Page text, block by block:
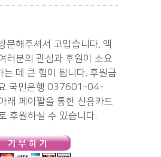
문해주셔서 고맙습니다. 액
러분의 관심과 후원이 소요
는 데 큰 힘이 됩니다. 후원금
국민은행 037601-04-
래 페이팔을 통한 신용카드
후원하실 수 있습니다.